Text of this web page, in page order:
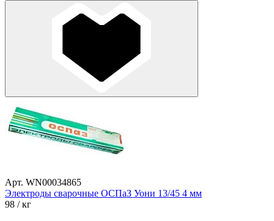
Арт. WN00034865
Электроды сварочные ОСПаЗ Уони 13/45 4 мм
98 / кг